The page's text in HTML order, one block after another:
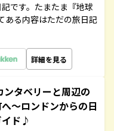
です。たまたま『地球
ある内容はただの旅日記
詳細を見る
ンタベリーと周辺の
～ロンドンからの日
イド♪